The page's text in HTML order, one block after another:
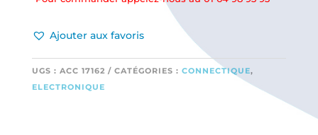
Ajouter aux favoris
UGS : ACC 17162 CATÉGORIES : CONNECTIQUE,
ELECTRONIQUE